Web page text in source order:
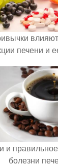
печени и
и
болезни